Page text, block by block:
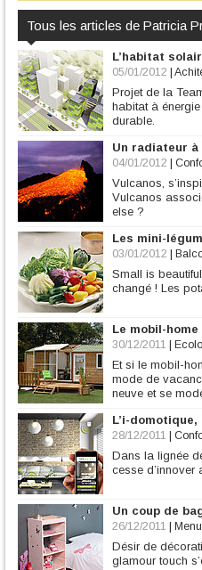
Tous les articles de Patricia
L’habitat
05/01/2012
Projet de la
habitat à
durable.
Un radiateur à
04/01/2012
Vulcanos,
Vulcanos
else ?
Les mini-
03/01/2012
Small is
changé ! Les
Le mobil-
30/12/2011
Et si le mobil-
mode de
neuve et se
L’i-
28/12/2011
Dans la lignée
cesse
Un coup de
26/12/2011
Désir de
glamour touch